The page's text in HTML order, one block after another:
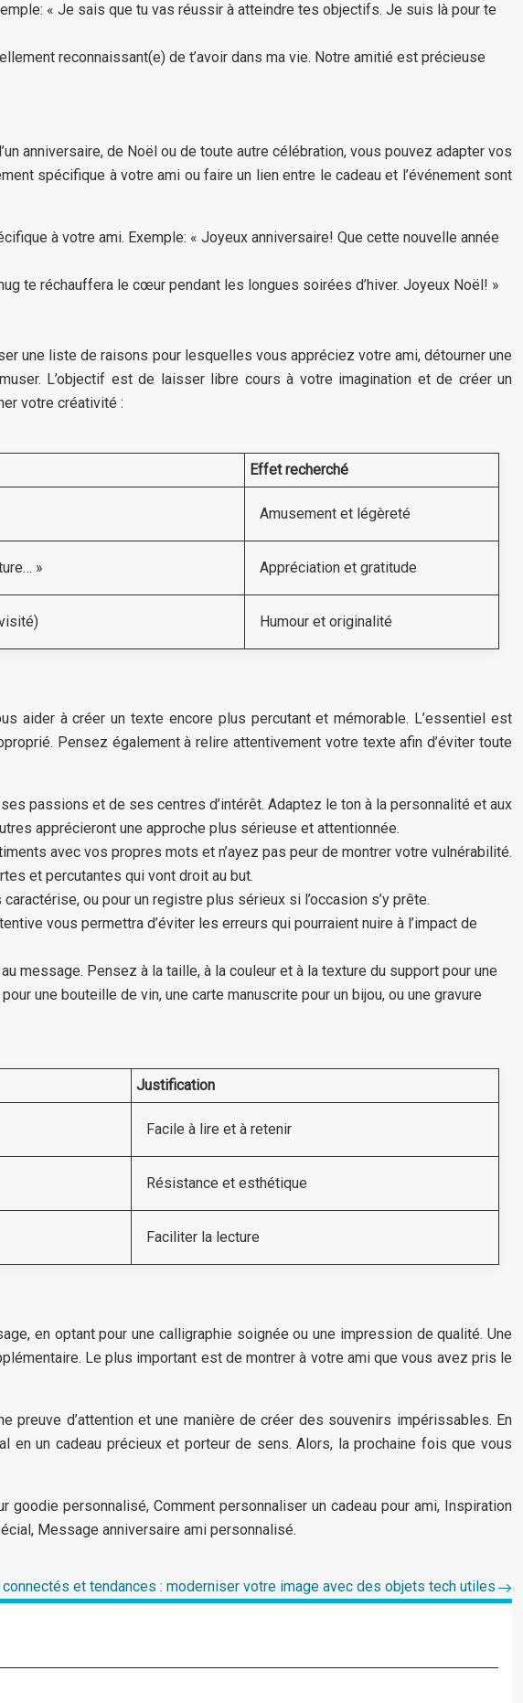
« Je sais que tu vas réussir à atteindre tes objectifs. Je suis là pour te
reconnaissant(e) de t’avoir dans ma vie. Notre amitié est précieuse
anniversaire, de Noël ou de toute autre célébration, vous pouvez adapter vos
spécifique à votre ami ou faire un lien entre le cadeau et l’événement sont
à votre ami. Exemple: « Joyeux anniversaire! Que cette nouvelle année
te réchauffera le cœur pendant les longues soirées d’hiver. Joyeux Noël! »
une liste de raisons pour lesquelles vous appréciez votre ami, détourner une
L’objectif est de laisser libre cours à votre imagination et de créer un
votre créativité :
Effet recherché
Amusement et légèreté
» Appréciation et gratitude
Humour et originalité
aider à créer un texte encore plus percutant et mémorable. L’essentiel est
Pensez également à relire attentivement votre texte afin d’éviter toute
passions et de ses centres d’intérêt. Adaptez le ton à la personnalité et aux
apprécieront une approche plus sérieuse et attentionnée.
avec vos propres mots et n’ayez pas peur de montrer votre vulnérabilité.
et percutantes qui vont droit au but.
ou pour un registre plus sérieux si l’occasion s’y prête.
vous permettra d’éviter les erreurs qui pourraient nuire à l’impact de
message. Pensez à la taille, à la couleur et à la texture du support pour une
une bouteille de vin, une carte manuscrite pour un bijou, ou une gravure
Justification
Facile à lire et à retenir
Résistance et esthétique
Faciliter la lecture
en optant pour une calligraphie soignée ou une impression de qualité. Une
Le plus important est de montrer à votre ami que vous avez pris le
preuve d’attention et une manière de créer des souvenirs impérissables. En
un cadeau précieux et porteur de sens. Alors, la prochaine fois que vous
personnalisé, Comment personnaliser un cadeau pour ami, Inspiration
Message anniversaire ami personnalisé.
et tendances : moderniser votre image avec des objets tech utiles